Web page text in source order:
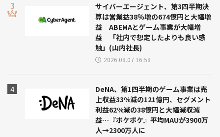
サイバーエージェント、第3四半期決
算は営業益38％増の674億円と大幅増
益 ABEMAとゲーム事業が大幅増
益 「社内で想定したよりも良い感
触」(山内社長)
2026.08.07 16:58
DeNA、第1四半期のゲーム事業は売
上収益33%減の121億円、セグメント
利益62%減の38億円と大幅減収減
益…『ポケポケ』平均MAUが3900万
人→2300万人に